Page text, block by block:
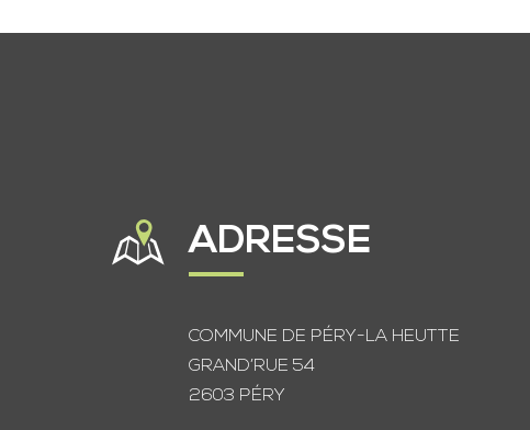
ADRESSE
COMMUNE DE PÉRY-LA HEUTTE
GRAND’RUE 54
2603 PÉRY